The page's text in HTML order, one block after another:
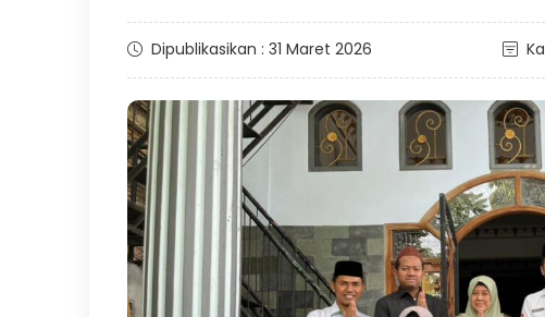
Dipublikasikan : 31 Maret 2026